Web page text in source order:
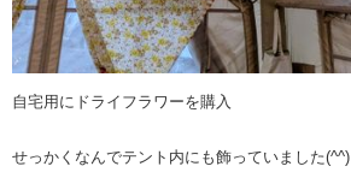
自宅用にドライフラワーを購入
せっかくなんでテント内にも飾っていました(^^)